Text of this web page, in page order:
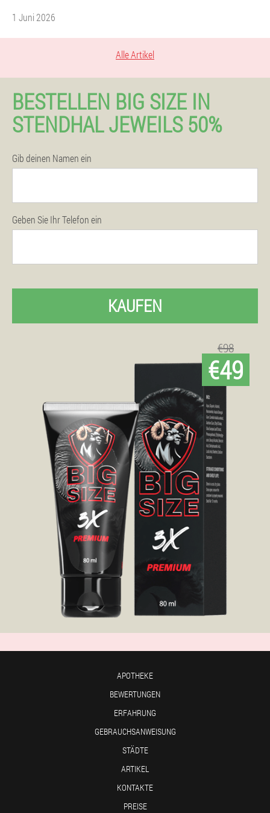
1 Juni 2026
Alle Artikel
BESTELLEN BIG SIZE IN
STENDHAL JEWEILS 50%
Gib deinen Namen ein
Geben Sie Ihr Telefon ein
KAUFEN
€98
€49
APOTHEKE
BEWERTUNGEN
ERFAHRUNG
GEBRAUCHSANWEISUNG
STÄDTE
ARTIKEL
KONTAKTE
PREISE